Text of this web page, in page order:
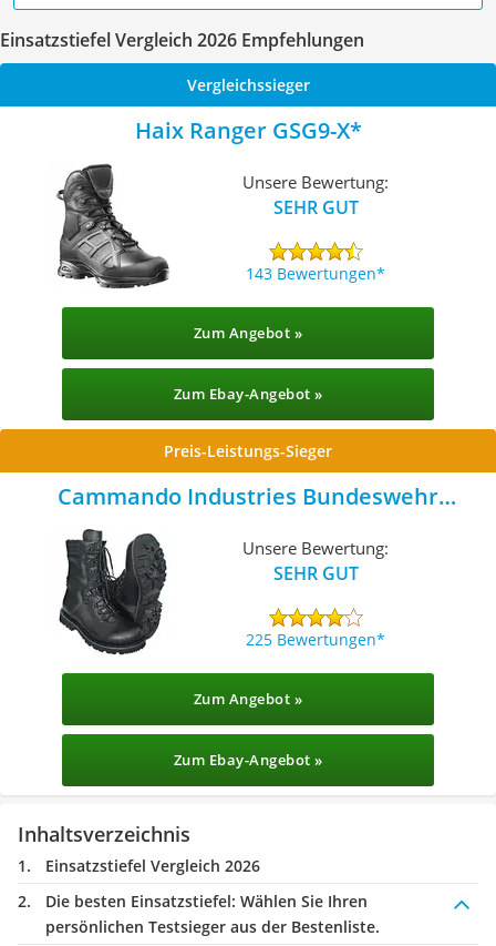
Einsatzstiefel Vergleich 2026 Empfehlungen
Vergleichssieger
Haix Ranger GSG9-X
Unsere Bewertung:
SEHR GUT
143 Bewertungen
Zum Angebot »
Zum Ebay-Angebot »
Preis-Leistungs-Sieger
Cammando Industries Bundeswehr
Kampfstiefel Typ 2000
Unsere Bewertung:
SEHR GUT
225 Bewertungen
Zum Angebot »
Zum Ebay-Angebot »
Inhaltsverzeichnis
Einsatzstiefel Vergleich 2026
Die besten Einsatzstiefel: Wählen Sie Ihren
persönlichen Testsieger aus der Bestenliste.